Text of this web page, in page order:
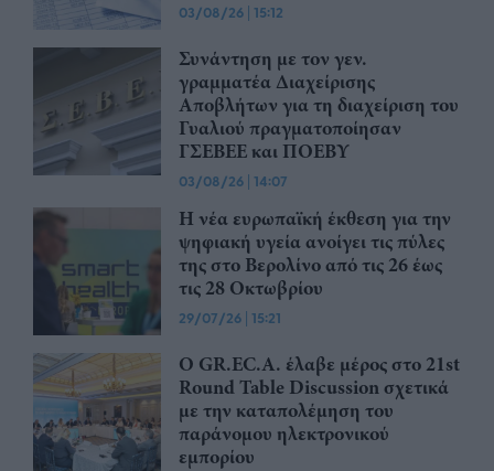
03/08/26 | 15:12
Συνάντηση με τον γεν.
γραμματέα Διαχείρισης
Αποβλήτων για τη διαχείριση του
Γυαλιού πραγματοποίησαν
ΓΣΕΒΕΕ και ΠΟΕΒΥ
03/08/26 | 14:07
Η νέα ευρωπαϊκή έκθεση για την
ψηφιακή υγεία ανοίγει τις πύλες
της στο Βερολίνο από τις 26 έως
τις 28 Οκτωβρίου
29/07/26 | 15:21
Ο GR.EC.A. έλαβε μέρος στο 21st
Round Table Discussion σχετικά
με την καταπολέμηση του
παράνομου ηλεκτρονικού
εμπορίου